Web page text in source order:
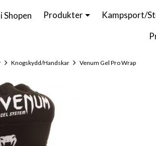
Shopen Produkter Kampsport/
Knogskydd/Handskar Venum Gel Pro Wrap